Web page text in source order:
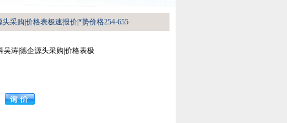
采购|价格表极速报价|*势价格254-655
吴涛|德企源头采购|价格表极